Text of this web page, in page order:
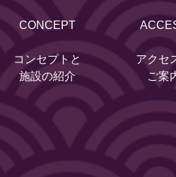
CONCEPT
コンセプトと
施設の紹介
アクセ
ご案